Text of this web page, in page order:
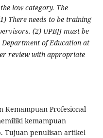
low category. The
There needs to be training
(2) UPBJJ must be
of Education at
review with appropriate
Kemampuan Profesional
kemampuan
Tujuan penulisan artikel